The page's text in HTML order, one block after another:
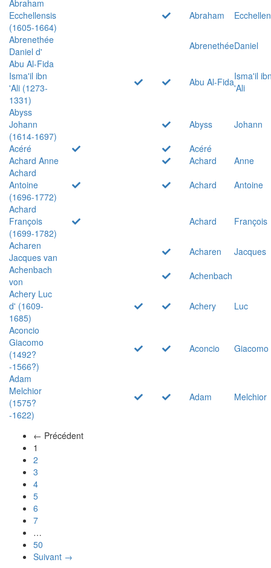
Abraham
Ecchellensis
(1605-1664)
Abraham
Abrenethée
Daniel d'
AbrenethéeDaniel
Abu Al-Fida
Isma'il ibn
'Ali (1273-
1331)
Abu Al-FidaIsma'il
'Ali
Abyss
Johann
(1614-1697)
Abyss
Johann
Acéré
Acéré
Achard Anne
Achard
Anne
Achard
Antoine
(1696-1772)
Achard
Antoine
Achard
François
(1699-1782)
Achard
François
Acharen
Jacques van
Acharen
Jacques
Achenbach
von
Achenbach
Achery Luc
d' (1609-
1685)
Achery
Luc
Aconcio
Giacomo
(1492?
-1566?)
Aconcio Giacomo
Adam
Melchior
(1575?
-1622)
Adam Melchior
← Précédent
1
2
3
4
5
6
7
…
50
Suivant →